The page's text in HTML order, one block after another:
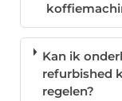
Kan ik
refurbished
regelen?